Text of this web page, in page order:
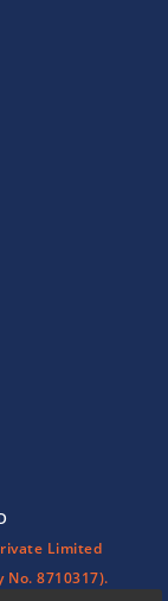
Limited
No. 8710317).